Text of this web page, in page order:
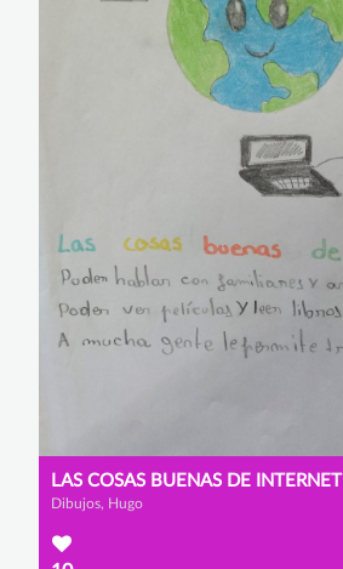
LAS COSAS BUENAS DE INTERNET
Dibujos, Hugo